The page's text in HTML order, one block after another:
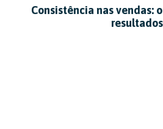
Consistência nas vendas:
resultados